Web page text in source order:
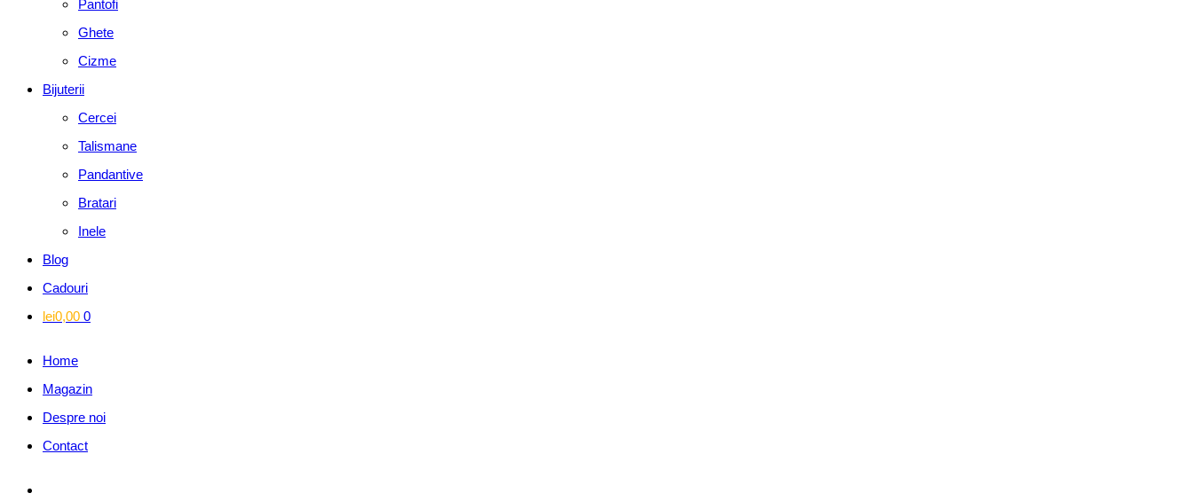
Pantofi
Ghete
Cizme
Bijuterii
Cercei
Talismane
Pandantive
Bratari
Inele
Blog
Cadouri
lei0,00 0
Home
Magazin
Despre noi
Contact